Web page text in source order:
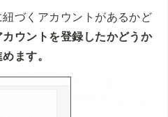
づくアカウントがあるかど
カウントを登録したかどうか
ます。